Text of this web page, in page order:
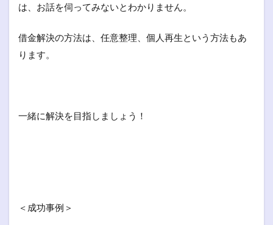
は、お話を伺ってみないとわかりません。
借金解決の方法は、任意整理、個人再生という方法もあ
ります。
一緒に解決を目指しましょう！
＜成功事例＞